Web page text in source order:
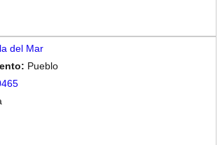
del Mar
Pueblo